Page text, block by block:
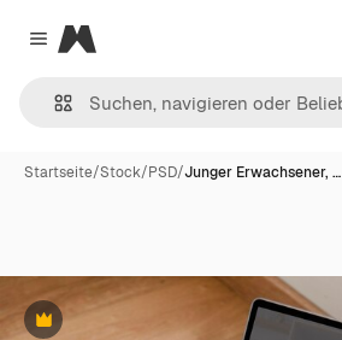
Close menu
Magnific
Startseite/Stock/PSD/Junger Erwachsener, …
Premium